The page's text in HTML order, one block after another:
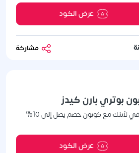
عرض الكود
بوتري بارن كيدز
لأبنك مع كوبون خصم يصل إلى 10%
عرض الكود